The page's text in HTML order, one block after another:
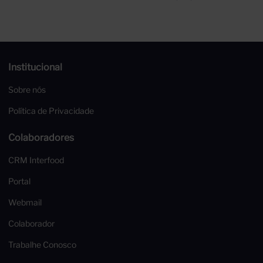
Institucional
Sobre nós
Política de Privacidade
Colaboradores
CRM Interfood
Portal
Webmail
Colaborador
Trabalhe Conosco